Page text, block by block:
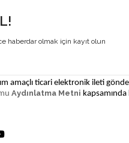
haberdar olmak için kayıt olun
amaçlı ticari elektronik ileti
Aydınlatma Metni